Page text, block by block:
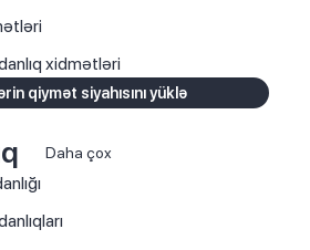
xidmətləri
qiymət siyahısını yüklə
Daha çox